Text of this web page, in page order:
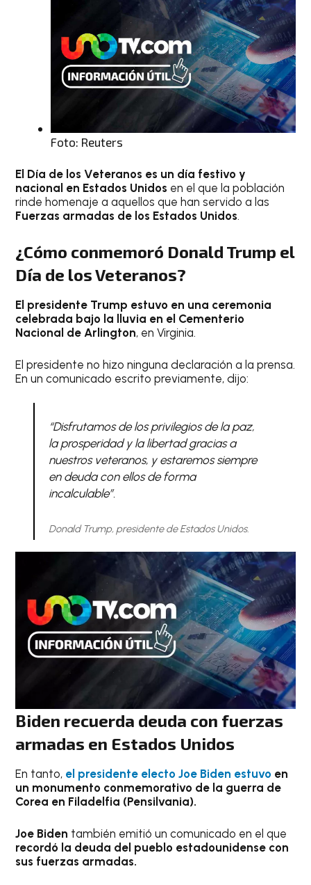
Foto: Reuters
El Día de los Veteranos es un día festivo y
nacional en Estados Unidos en el que la población
rinde homenaje a aquellos que han servido a las
Fuerzas armadas de los Estados Unidos.
¿Cómo conmemoró Donald Trump el
Día de los Veteranos?
El presidente Trump estuvo en una ceremonia
celebrada bajo la lluvia en el Cementerio
Nacional de Arlington, en Virginia.
El presidente no hizo ninguna declaración a la prensa.
En un comunicado escrito previamente, dijo:
“Disfrutamos de los privilegios de la paz,
la prosperidad y la libertad gracias a
nuestros veteranos, y estaremos siempre
en deuda con ellos de forma
incalculable”.
Donald Trump, presidente de Estados Unidos.
Biden recuerda deuda con fuerzas
armadas en Estados Unidos
En tanto, el presidente electo Joe Biden estuvo en
un monumento conmemorativo de la guerra de
Corea en Filadelfia (Pensilvania).
Joe Biden también emitió un comunicado en el que
recordó la deuda del pueblo estadounidense con
sus fuerzas armadas.